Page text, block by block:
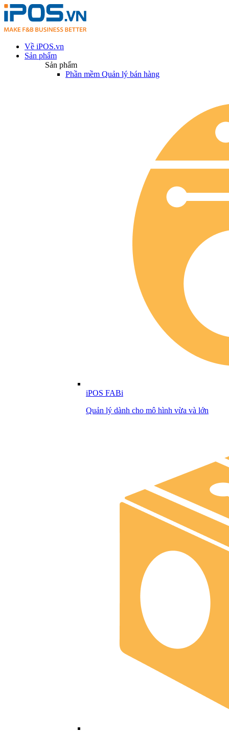
Về iPOS.vn
Sản phẩm
Sản phẩm
Phần mềm Quản lý bán hàng
iPOS FABi
Quản lý dành cho mô hình vừa và lớn